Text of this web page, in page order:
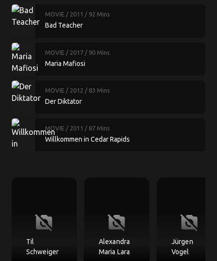
MOVIE / 2011 / 92 Mins
Bad Teacher
MOVIE / 2017 / 90 Mins
Maria Mafiosi
MOVIE / 2012 / 83 Mins
Der Diktator
MOVIE / 2011 / 87 Mins
Willkommen in Cedar Rapids
no_photography
Til
Schweiger
no_photography
Alexandra
Maria Lara
no_photography
Jürgen
Vogel